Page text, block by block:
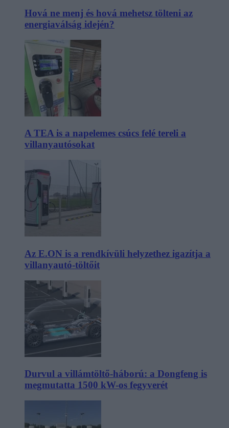
Hová ne menj és hová mehetsz tölteni az
energiaválság idején?
A TEA is a napelemes csúcs felé tereli a
villanyautósokat
Az E.ON is a rendkívüli helyzethez igazítja a
villanyautó-töltőit
Durvul a villámtöltő-háború: a Dongfeng is
megmutatta 1500 kW-os fegyverét